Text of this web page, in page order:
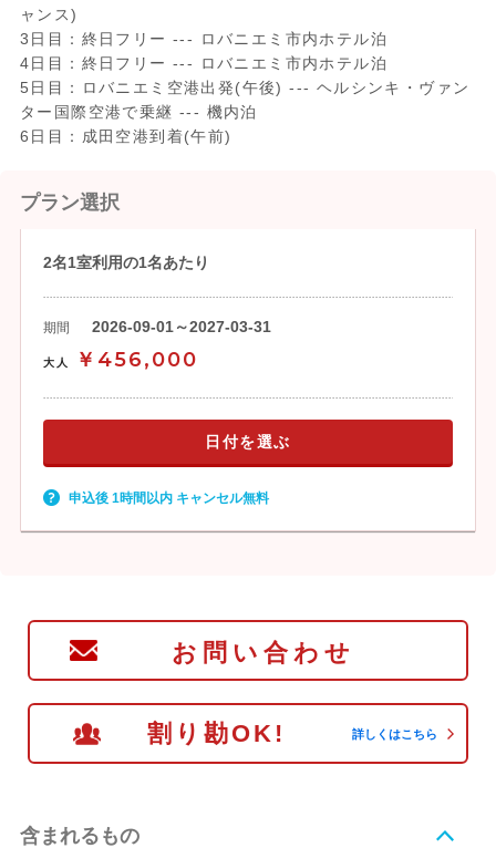
ャンス)
3日目：終日フリー --- ロバニエミ市内ホテル泊
4日目：終日フリー --- ロバニエミ市内ホテル泊
5日目：ロバニエミ空港出発(午後) --- ヘルシンキ・ヴァン
ター国際空港で乗継 --- 機内泊
6日目：成田空港到着(午前)
プラン選択
2名1室利用の1名あたり
期間 2026-09-01～2027-03-31
大人 ￥456,000
日付を選ぶ
申込後 1時間以内 キャンセル無料
お問い合わせ
割り勘OK! 詳しくはこちら
含まれるもの